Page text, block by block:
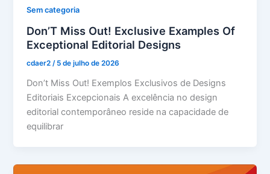
Sem categoria
Don’T Miss Out! Exclusive Examples Of
Exceptional Editorial Designs
cdaer2/ 5 de julho de 2026
Don’t Miss Out! Exemplos Exclusivos de Designs
Editoriais Excepcionais A excelência no design
editorial contemporâneo reside na capacidade de
equilibrar